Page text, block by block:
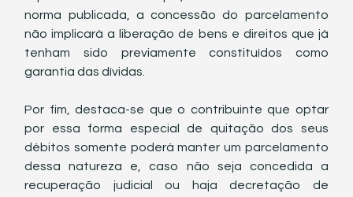
norma publicada, a concessão do parcelamento
não implicará a liberação de bens e direitos que já
tenham sido previamente constituídos como
garantia das dívidas.
Por fim, destaca-se que o contribuinte que optar
por essa forma especial de quitação dos seus
débitos somente poderá manter um parcelamento
dessa natureza e, caso não seja concedida a
recuperação judicial ou haja decretação de